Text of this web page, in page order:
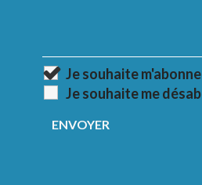
Je souhaite
Je souhaite me